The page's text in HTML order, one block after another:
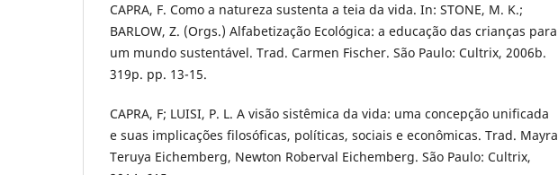
CAPRA, F. Como a natureza sustenta a teia da vida. In: STONE, M. K.;
BARLOW, Z. (Orgs.) Alfabetização Ecológica: a educação das crianças para
um mundo sustentável. Trad. Carmen Fischer. São Paulo: Cultrix, 2006b.
319p. pp. 13-15.
CAPRA, F; LUISI, P. L. A visão sistêmica da vida: uma concepção unificada
e suas implicações filosóficas, políticas, sociais e econômicas. Trad. Mayra
Teruya Eichemberg, Newton Roberval Eichemberg. São Paulo: Cultrix,